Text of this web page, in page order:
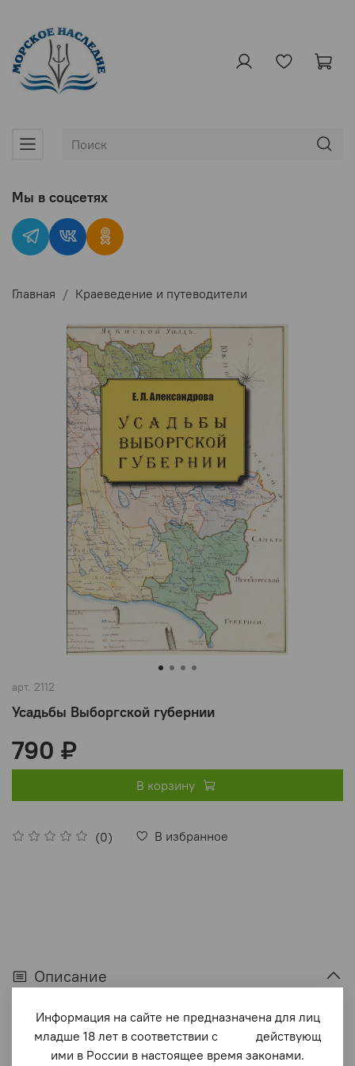
Главная Краеведение и путеводители
арт. 2112
Усадьбы Выборгской губернии
(0) В избранное
790 ₽
В корзину
Описание
Книга посвящена истории наиболее известных из
многочисленных дворянских усадеб, располагавшихся
со времен средневековья до середины ХХ в. на
Мы в соцсетях
Информация на сайте не предназначена для лиц
младше 18 лет в соответствии с действующ
ими в России в настоящее время законами.